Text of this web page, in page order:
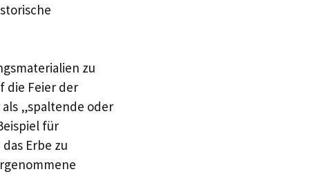
zu
die Feier der
„spaltende oder
für
Erbe zu